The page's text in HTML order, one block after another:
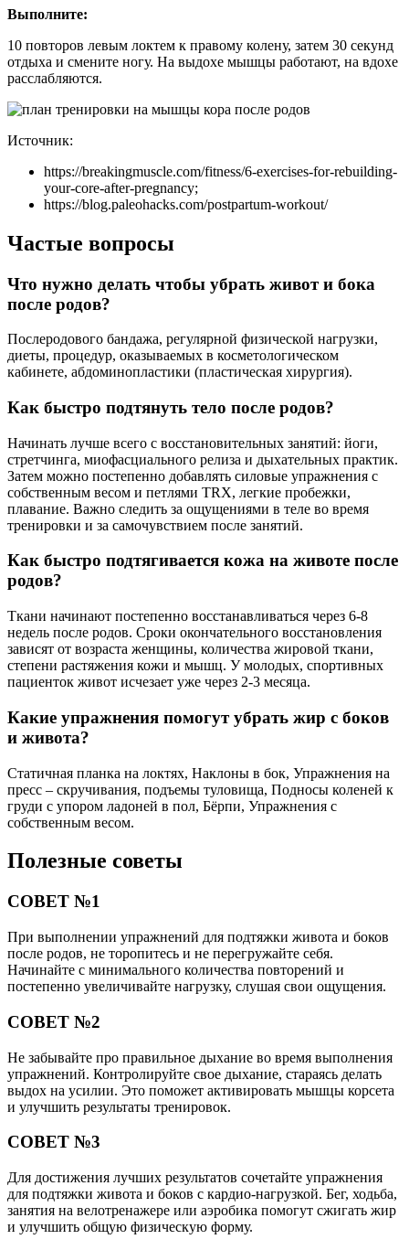
Выполните:
10 повторов левым локтем к правому колену, затем 30 секунд
отдыха и смените ногу. На выдохе мышцы работают, на вдохе
расслабляются.
Источник:
https://breakingmuscle.com/fitness/6-exercises-for-rebuilding-
your-core-after-pregnancy;
https://blog.paleohacks.com/postpartum-workout/
Частые вопросы
Что нужно делать чтобы убрать живот и бока
после родов?
Послеродового бандажа, регулярной физической нагрузки,
диеты, процедур, оказываемых в косметологическом
кабинете, абдоминопластики (пластическая хирургия).
Как быстро подтянуть тело после родов?
Начинать лучше всего с восстановительных занятий: йоги,
стретчинга, миофасциального релиза и дыхательных практик.
Затем можно постепенно добавлять силовые упражнения с
собственным весом и петлями TRX, легкие пробежки,
плавание. Важно следить за ощущениями в теле во время
тренировки и за самочувствием после занятий.
Как быстро подтягивается кожа на животе после
родов?
Ткани начинают постепенно восстанавливаться через 6-8
недель после родов. Сроки окончательного восстановления
зависят от возраста женщины, количества жировой ткани,
степени растяжения кожи и мышц. У молодых, спортивных
пациенток живот исчезает уже через 2-3 месяца.
Какие упражнения помогут убрать жир с боков
и живота?
Статичная планка на локтях, Наклоны в бок, Упражнения на
пресс – скручивания, подъемы туловища, Подносы коленей к
груди с упором ладоней в пол, Бёрпи, Упражнения с
собственным весом.
Полезные советы
СОВЕТ №1
При выполнении упражнений для подтяжки живота и боков
после родов, не торопитесь и не перегружайте себя.
Начинайте с минимального количества повторений и
постепенно увеличивайте нагрузку, слушая свои ощущения.
СОВЕТ №2
Не забывайте про правильное дыхание во время выполнения
упражнений. Контролируйте свое дыхание, стараясь делать
выдох на усилии. Это поможет активировать мышцы корсета
и улучшить результаты тренировок.
СОВЕТ №3
Для достижения лучших результатов сочетайте упражнения
для подтяжки живота и боков с кардио-нагрузкой. Бег, ходьба,
занятия на велотренажере или аэробика помогут сжигать жир
и улучшить общую физическую форму.